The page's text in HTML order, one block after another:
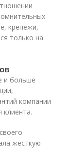
крепежи,
только на
и больше
компании
клиента.
жесткую